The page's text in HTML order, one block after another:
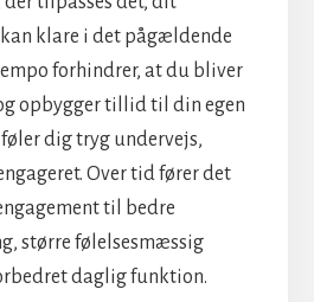
kan klare i det pågældende
forhindrer, at du bliver
opbygger tillid til din egen
dig tryg undervejs,
Over tid fører det
til bedre
større følelsesmæssig
daglig funktion.